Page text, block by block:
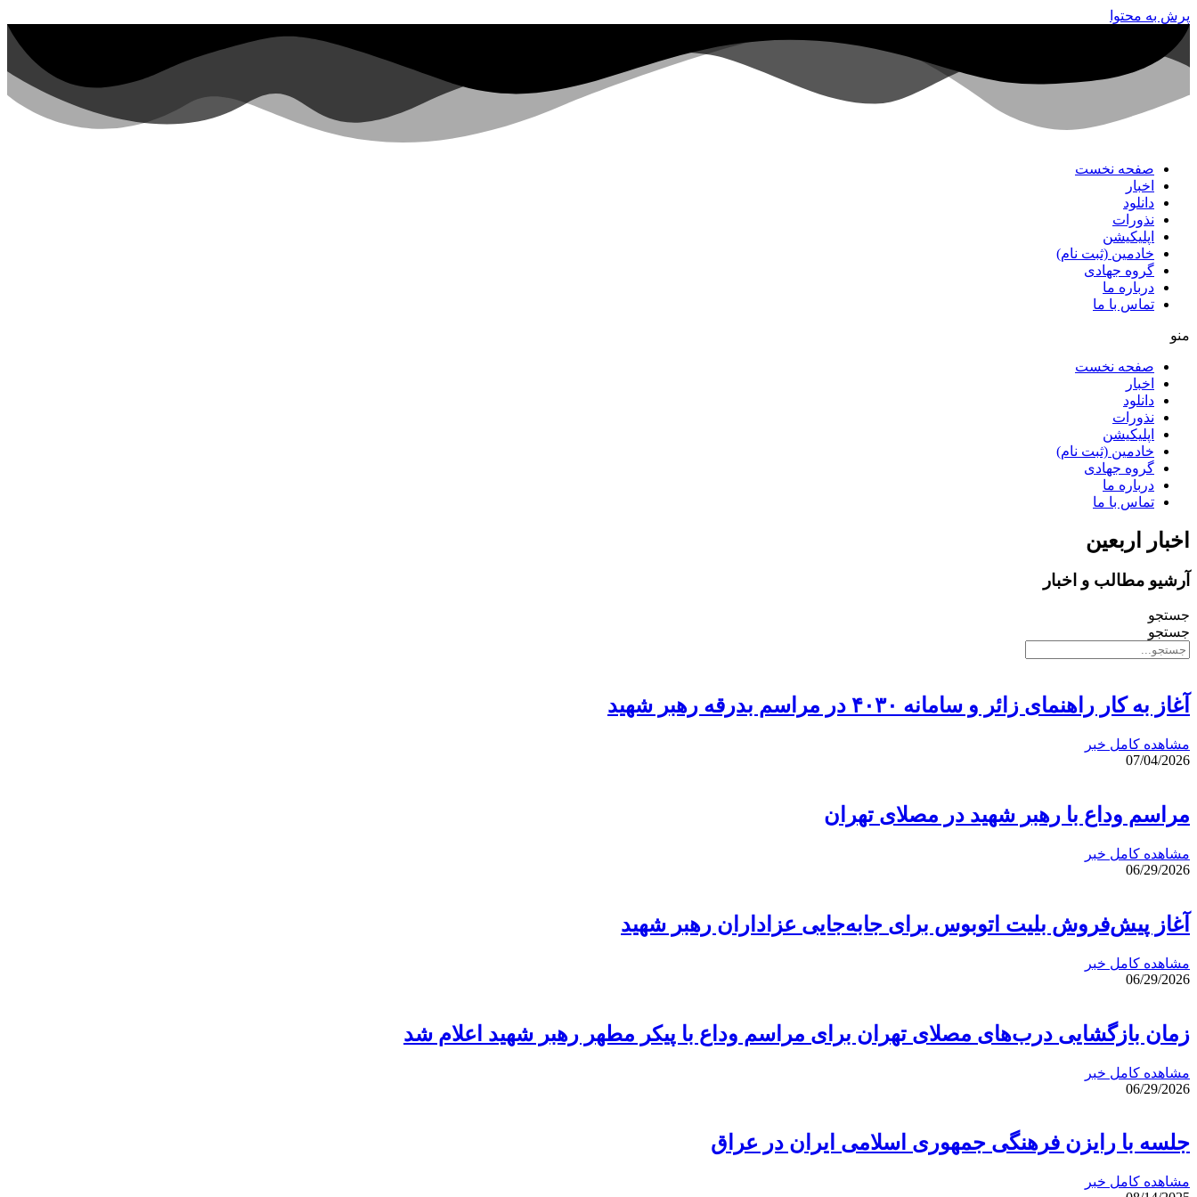
پرش به محتوا
صفحه نخست
اخبار
دانلود
نذورات
اپلیکیشن
خادمین (ثبت نام)
گروه جهادی
درباره ما
تماس با ما
منو
صفحه نخست
اخبار
دانلود
نذورات
اپلیکیشن
خادمین (ثبت نام)
گروه جهادی
درباره ما
تماس با ما
اخبار اربعین
آرشیو مطالب و اخبار
جستجو
جستجو
آغاز به کار راهنمای زائر و سامانه ۴۰۳۰ در مراسم بدرقه رهبر شهید
مشاهده کامل خبر
07/04/2026
مراسم وداع با رهبر شهید در مصلای تهران
مشاهده کامل خبر
06/29/2026
آغاز پیش‌فروش بلیت اتوبوس برای جابه‌جایی عزاداران رهبر شهید
مشاهده کامل خبر
06/29/2026
زمان بازگشایی درب‌های مصلای تهران برای مراسم وداع با پیکر مطهر رهبر شهید اعلام شد
مشاهده کامل خبر
06/29/2026
جلسه با رایزن فرهنگی جمهوری اسلامی ایران در عراق
مشاهده کامل خبر